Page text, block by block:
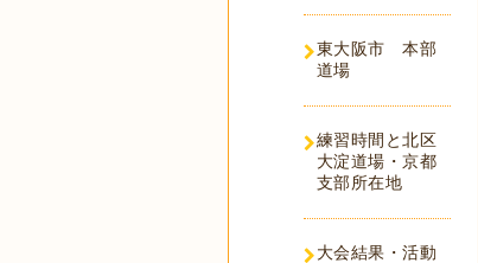
東大阪市 本部
道場
練習時間と北区
大淀道場・京都
支部所在地
大会結果・活動